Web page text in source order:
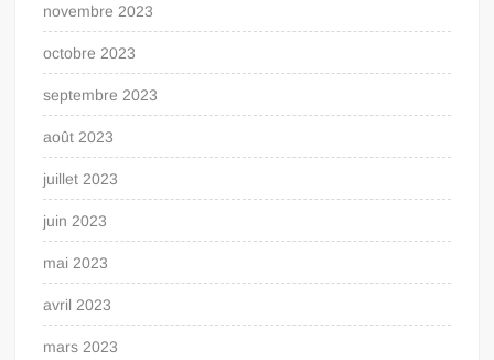
novembre 2023
octobre 2023
septembre 2023
août 2023
juillet 2023
juin 2023
mai 2023
avril 2023
mars 2023